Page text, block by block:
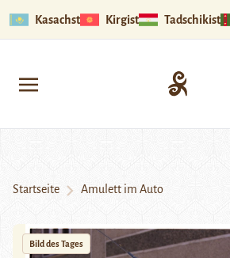
Kasachstan Kirgistan
Startseite Amulett im Auto
Bild des Tages